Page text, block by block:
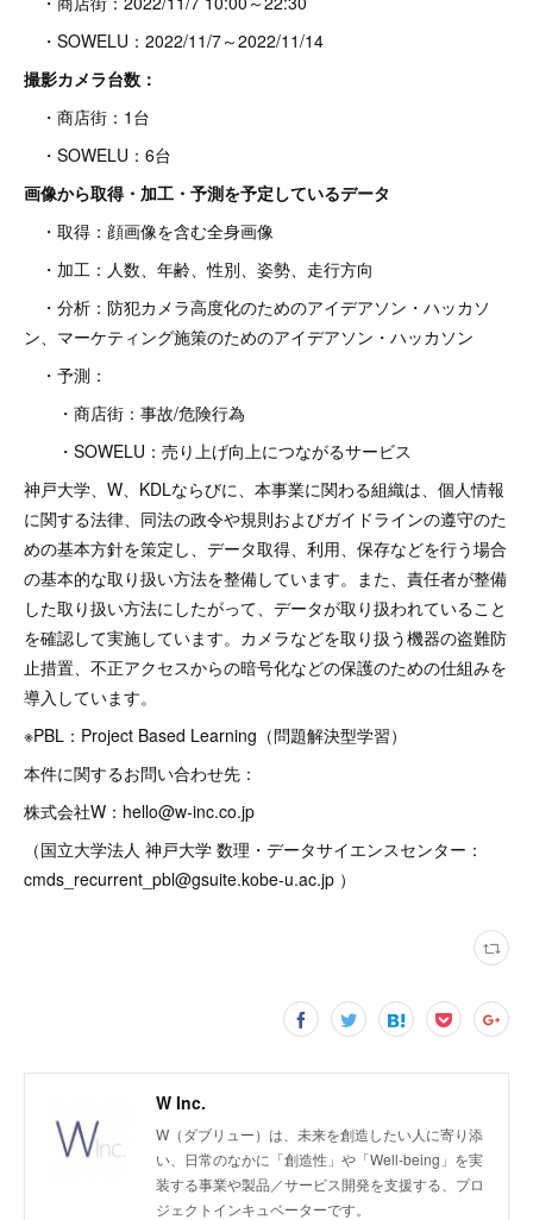
・SOWELU：2022/11/7～2022/11/14
撮影カメラ台数：
・商店街：1台
・SOWELU：6台
画像から取得・加工・予測を予定しているデータ
・取得：顔画像を含む全身画像
・加工：人数、年齢、性別、姿勢、走行方向
・分析：防犯カメラ高度化のためのアイデアソン・ハッカソ
ン、マーケティング施策のためのアイデアソン・ハッカソン
・予測：
・商店街：事故/危険行為
・SOWELU：売り上げ向上につながるサービス
神戸大学、W、KDLならびに、本事業に関わる組織は、個人情報
に関する法律、同法の政令や規則およびガイドラインの遵守のた
めの基本方針を策定し、データ取得、利用、保存などを行う場合
の基本的な取り扱い方法を整備しています。また、責任者が整備
した取り扱い方法にしたがって、データが取り扱われていること
を確認して実施しています。カメラなどを取り扱う機器の盗難防
止措置、不正アクセスからの暗号化などの保護のための仕組みを
導入しています。
※PBL：Project Based Learning（問題解決型学習）
本件に関するお問い合わせ先：
株式会社W：hello@w-inc.co.jp
（国立大学法人 神戸大学 数理・データサイエンスセンター：
cmds_recurrent_pbl@gsuite.kobe-u.ac.jp ）
W Inc.
W（ダブリュー）は、未来を創造したい人に寄り添
い、日常のなかに「創造性」や「Well-being」を実
装する事業や製品／サービス開発を支援する、プロ
ジェクトインキュベーターです。